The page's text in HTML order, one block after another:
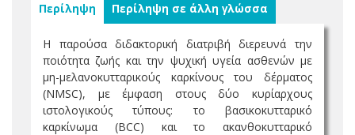
Περίληψη Περίληψη σε άλλη γλώσσα
Η παρούσα διδακτορική διατριβή διερευνά την
ποιότητα ζωής και την ψυχική υγεία ασθενών με
μη-μελανοκυτταρικούς καρκίνους του δέρματος
(NMSC), με έμφαση στους δύο κυρίαρχους
ιστολογικούς τύπους: το βασικοκυτταρικό
καρκίνωμα (BCC) και το ακανθοκυτταρικό